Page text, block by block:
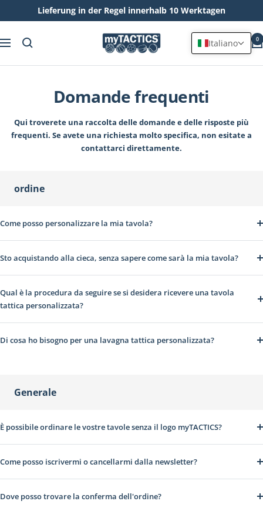
Lieferung in der Regel innerhalb 10 Werktagen
al
Navigazione
myTACTICS 0
Domande frequenti
Qui troverete una raccolta delle domande e delle risposte più
frequenti. Se avete una richiesta molto specifica, non esitate a
contattarci direttamente.
ordine
Come posso personalizzare la mia tavola?
Sto acquistando alla cieca, senza sapere come sarà la mia tavola?
Qual è la procedura da seguire se si desidera ricevere una tavola
tattica personalizzata?
Di cosa ho bisogno per una lavagna tattica personalizzata?
Generale
È possibile ordinare le vostre tavole senza il logo myTACTICS?
Come posso iscrivermi o cancellarmi dalla newsletter?
Dove posso trovare la conferma dell'ordine?
Italiano